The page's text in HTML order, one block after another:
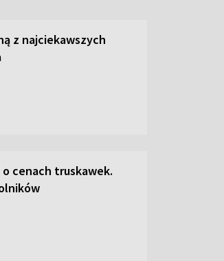
z najciekawszych
o cenach truskawek.